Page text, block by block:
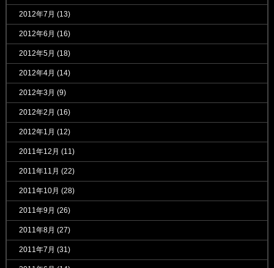
2012年7月 (13)
2012年6月 (16)
2012年5月 (18)
2012年4月 (14)
2012年3月 (9)
2012年2月 (16)
2012年1月 (12)
2011年12月 (11)
2011年11月 (22)
2011年10月 (28)
2011年9月 (26)
2011年8月 (27)
2011年7月 (31)